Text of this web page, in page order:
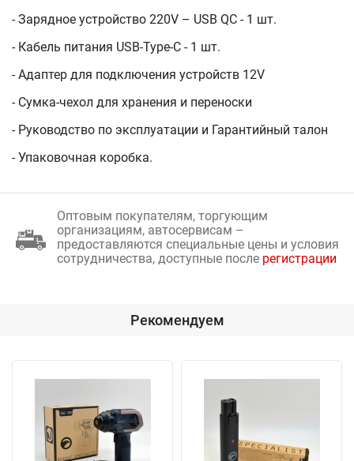
- Зарядное устройство 220V – USB QC - 1 шт.
- Кабель питания USB-Type-C - 1 шт.
- Адаптер для подключения устройств 12V
- Cумка-чехол для хранения и переноски
- Руководство по эксплуатации и Гарантийный талон
- Упаковочная коробка.
Оптовым покупателям, торгующим
организациям, автосервисам –
предоставляются специальные цены и условия
сотрудничества, доступные после регистрации
Рекомендуем